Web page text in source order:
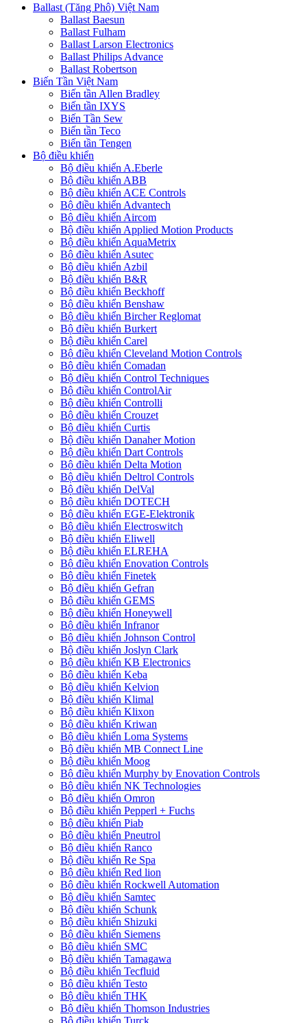
Ballast (Tăng Phô) Việt Nam
Ballast Baesun
Ballast Fulham
Ballast Larson Electronics
Ballast Philips Advance
Ballast Robertson
Biến Tần Việt Nam
Biến tần Allen Bradley
Biến tần IXYS
Biến Tần Sew
Biến tần Teco
Biến tần Tengen
Bộ điều khiển
Bộ điều khiển A.Eberle
Bộ điều khiển ABB
Bộ điều khiển ACE Controls
Bộ điều khiển Advantech
Bộ điều khiển Aircom
Bộ điều khiển Applied Motion Products
Bộ điều khiển AquaMetrix
Bộ điều khiển Asutec
Bộ điều khiển Azbil
Bộ điều khiển B&R
Bộ điều khiển Beckhoff
Bộ điều khiển Benshaw
Bộ điều khiển Bircher Reglomat
Bộ điều khiển Burkert
Bộ điều khiển Carel
Bộ điều khiển Cleveland Motion Controls
Bộ điều khiển Comadan
Bộ điều khiển Control Techniques
Bộ điều khiển ControlAir
Bộ điều khiển Controlli
Bộ điều khiển Crouzet
Bộ điều khiển Curtis
Bộ điều khiển Danaher Motion
Bộ điều khiển Dart Controls
Bộ điều khiển Delta Motion
Bộ điều khiển Deltrol Controls
Bộ điều khiển DelVal
Bộ điều khiển DOTECH
Bộ điều khiển EGE-Elektronik
Bộ điều khiển Electroswitch
Bộ điều khiển Eliwell
Bộ điều khiển ELREHA
Bộ điều khiển Enovation Controls
Bộ điều khiển Finetek
Bộ điều khiển Gefran
Bộ điều khiển GEMS
Bộ điều khiển Honeywell
Bộ điều khiển Infranor
Bộ điều khiển Johnson Control
Bộ điều khiển Joslyn Clark
Bộ điều khiển KB Electronics
Bộ điều khiển Keba
Bộ điều khiển Kelvion
Bộ điều khiển Klimal
Bộ điều khiển Klixon
Bộ điều khiển Kriwan
Bộ điều khiển Loma Systems
Bộ điều khiển MB Connect Line
Bộ điều khiển Moog
Bộ điều khiển Murphy by Enovation Controls
Bộ điều khiển NK Technologies
Bộ điều khiển Omron
Bộ điều khiển Pepperl + Fuchs
Bộ điều khiển Piab
Bộ điều khiển Pneutrol
Bộ điều khiển Ranco
Bộ điều khiển Re Spa
Bộ điều khiển Red lion
Bộ điều khiển Rockwell Automation
Bộ điều khiển Samtec
Bộ điều khiển Schunk
Bộ điều khiển Shizuki
Bộ điều khiển Siemens
Bộ điều khiển SMC
Bộ điều khiển Tamagawa
Bộ điều khiển Tecfluid
Bộ điều khiển Testo
Bộ điều khiển THK
Bộ điều khiển Thomson Industries
Bộ điều khiển Turck